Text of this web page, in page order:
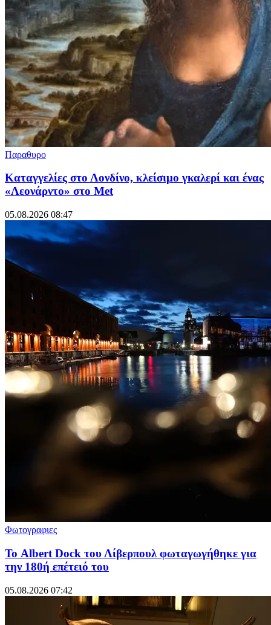
Παραθυρο
Καταγγελίες στο Λονδίνο, κλείσιμο γκαλερί και ένας
«Λεονάρντο» στο Met
05.08.2026 08:47
Φωτογραφιες
Το Albert Dock του Λίβερπουλ φωταγωγήθηκε για
την 180ή επέτειό του
05.08.2026 07:42